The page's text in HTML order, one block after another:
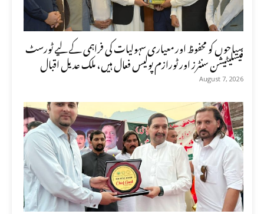
سیاحوں کو محفوظ اور معیاری سہولیات کی فراہمی کے لیے ٹورسٹ
فیسلیٹیشن سنٹرز اور ٹورازم پولیس فعال ہیں، ملک عدیل اقبال
August 7, 2026